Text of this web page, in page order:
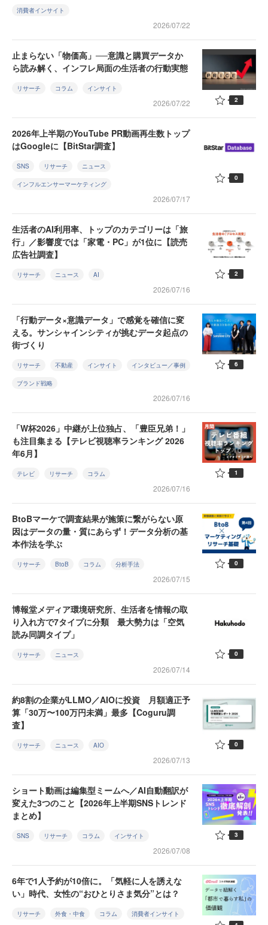
消費者インサイト
2026/07/22
止まらない「物価高」──意識と購買データか
ら読み解く、インフレ局面の生活者の行動実態
リサーチ コラム インサイト
2026/07/22 2
2026年上半期のYouTube PR動画再生数トップ
はGoogleに【BitStar調査】
SNS リサーチ ニュース
インフルエンサーマーケティング
2026/07/17
0
生活者のAI利用率、トップのカテゴリーは「旅
行」／影響度では「家電・PC」が1位に【読売
広告社調査】
リサーチ ニュース AI
2026/07/16
2
「行動データ×意識データ」で感覚を確信に変
える。サンシャインシティが挑むデータ起点の
街づくり
リサーチ 不動産 インサイト インタビュー／事例
ブランド戦略
2026/07/16
6
「W杯2026」中継が上位独占、「豊臣兄弟！」
も注目集まる【テレビ視聴率ランキング 2026
年6月】
テレビ リサーチ コラム
2026/07/16
1
BtoBマーケで調査結果が施策に繋がらない原
因はデータの量・質にあらず！データ分析の基
本作法を学ぶ
リサーチ BtoB コラム 分析手法
2026/07/15
0
博報堂メディア環境研究所、生活者を情報の取
り入れ方で7タイプに分類 最大勢力は「空気
読み同調タイプ」
リサーチ ニュース
2026/07/14
0
約8割の企業がLLMO／AIOに投資 月額適正予
算「30万〜100万円未満」最多【Coguru調
査】
リサーチ ニュース AIO
2026/07/13
0
ショート動画は編集型ミームへ／AI自動翻訳が
変えた3つのこと【2026年上半期SNSトレンド
まとめ】
SNS リサーチ コラム インサイト
2026/07/08
3
6年で1人予約が10倍に。「気軽に人を誘えな
い」時代、女性の“おひとりさま気分”とは？
リサーチ 外食・中食 コラム 消費者インサイト